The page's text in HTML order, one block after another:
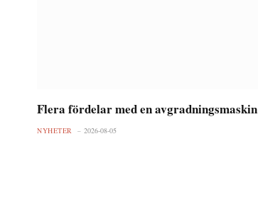
Flera fördelar med en avgradningsmaskin
NYHETER 2026-08-05